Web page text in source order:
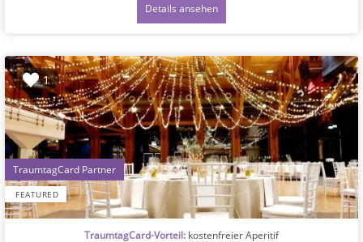
Details ansehen
1
FEATURED
1
TraumtagCard-Vorteil: kostenfreier Aperitif